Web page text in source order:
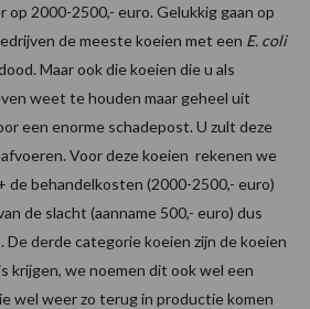
op 2000-2500,- euro. Gelukkig gaan op
de meeste koeien met een E. coli
Maar ook die koeien die u als
weet te houden maar geheel uit
een enorme schadepost. U zult deze
Voor deze koeien rekenen we
de behandelkosten (2000-2500,- euro)
de slacht (aanname 500,- euro) dus
derde categorie koeien zijn de koeien
krijgen, we noemen dit ook wel een
wel weer zo terug in productie komen